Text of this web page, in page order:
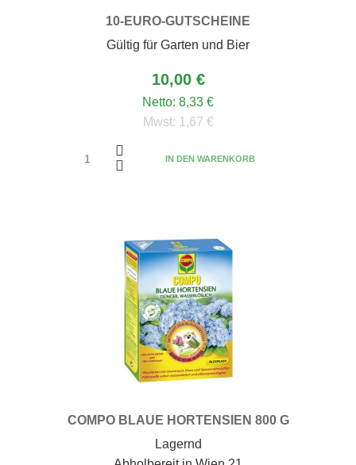
10-EURO-GUTSCHEINE
Gültig für Garten und Bier
10,00 €
Netto: 8,33 €
Mwst: 1,67 €
IN DEN WARENKORB
COMPO BLAUE HORTENSIEN 800 G
Lagernd